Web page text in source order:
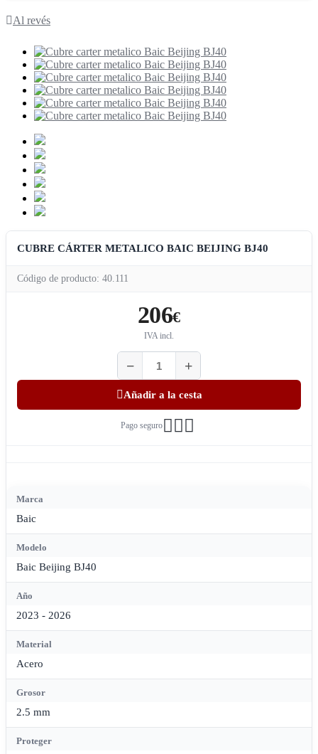
Al revés
CUBRE CÁRTER METALICO BAIC BEIJING BJ40
Código de producto: 40.111
206€
IVA incl.
Añadir a la cesta
Pago seguro
Marca
Baic
Modelo
Baic Beijing BJ40
Año
2023 - 2026
Material
Acero
Grosor
2.5 mm
Proteger